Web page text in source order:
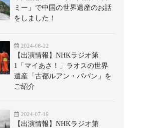
ミー」で中国の世界遺産のお話
をしました！
2024-08-22
【出演情報】NHKラジオ第
1「マイあさ！」ラオスの世界
遺産「古都ルアン・パバン」を
ご紹介
2024-07-19
【出演情報】NHKラジオ第